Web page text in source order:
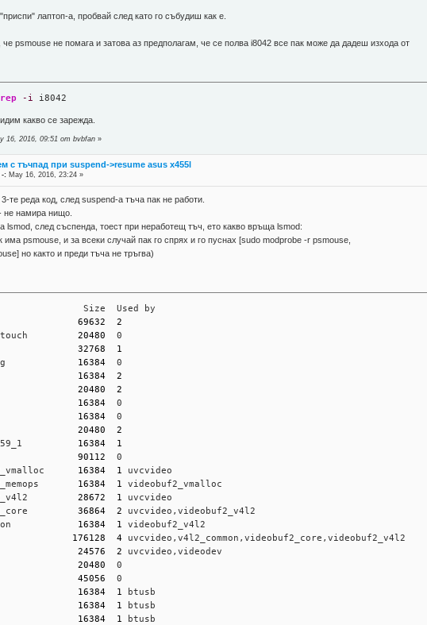
лаптоп-а, пробвай след като го събудиш как е.
psmouse не помага и затова аз предполагам, че се полва i8042 все пак може да дадеш изхода от
-i i8042
какво се зарежда.
16, 2016, 09:51 от bvbfan »
с тъчпад при suspend->resume asus x455l
-: May 16, 2016, 23:24 »
те реда код, след suspend-a тъча пак не работи.
не намира нищо.
lsmod, след съспенда, тоест при неработещ тъч, ето какво връща lsmod:
има psmouse, и за всеки случай пак го спрях и го пуснах [sudo modprobe -r psmouse,
но както и преди тъча не тръгва)
Size  Used by
69632
2
20480
0
32768
1
16384 0
16384
2
20480
2
16384 0
16384 0
20480
2
16384
1
90112
0
16384 1
uvcvideo
16384 1
videobuf2_vmalloc
28672 1
uvcvideo
36864 2
uvcvideo,videobuf2_v4l2
16384 1
videobuf2_v4l2
176128 4 uvcvideo,v4l2_common,videobuf2_core,videobuf2_v4l2
24576 2
uvcvideo,videodev
20480
0
45056
0
16384 1
btusb
16384 1
btusb
16384 1
btusb